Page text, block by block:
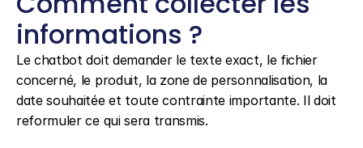
informations ?
Le chatbot doit demander le texte exact, le fichier
concerné, le produit, la zone de personnalisation, la
date souhaitée et toute contrainte importante. Il doit
reformuler ce qui sera transmis.